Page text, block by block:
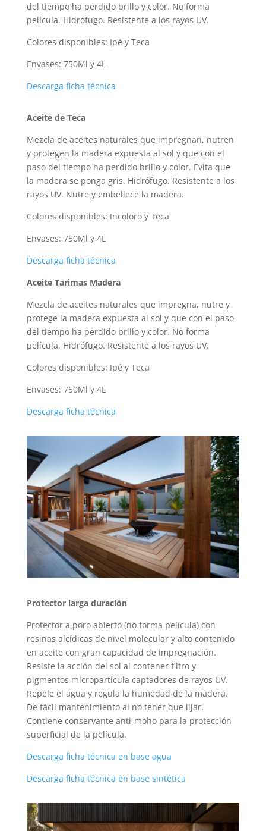
del tiempo ha perdido brillo y color. No forma
película. Hidrófugo. Resistente a los rayos UV.
Colores disponibles: Ipé y Teca
Envases: 750Ml y 4L
Descarga ficha técnica
Aceite de Teca
Mezcla de aceites naturales que impregnan, nutren
y protegen la madera expuesta al sol y que con el
paso del tiempo ha perdido brillo y color. Evita que
la madera se ponga gris. Hidrófugo. Resistente a los
rayos UV. Nutre y embellece la madera.
Colores disponibles: Incoloro y Teca
Envases: 750Ml y 4L
Descarga ficha técnica
Aceite Tarimas Madera
Mezcla de aceites naturales que impregna, nutre y
protege la madera expuesta al sol y que con el paso
del tiempo ha perdido brillo y color. No forma
película. Hidrófugo. Resistente a los rayos UV.
Colores disponibles: Ipé y Teca
Envases: 750Ml y 4L
Descarga ficha técnica
Protector larga duración
Protector a poro abierto (no forma película) con
resinas alcídicas de nivel molecular y alto contenido
en aceite con gran capacidad de impregnación.
Resiste la acción del sol al contener filtro y
pigmentos micropartícula captadores de rayos UV.
Repele el agua y regula la humedad de la madera.
De fácil mantenimiento al no tener que lijar.
Contiene conservante anti-moho para la protección
superficial de la película.
Descarga ficha técnica en base agua
Descarga ficha técnica en base sintética